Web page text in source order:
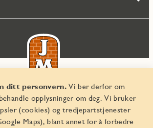
ditt personvern.Vi ber derfor om
opplysninger om deg. Vi bruker
(cookies) og tredjepartstjenester
Maps), blant annet for å forbedre
© JM Norge AS 2026
829 350 122